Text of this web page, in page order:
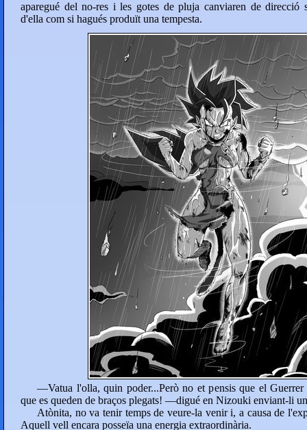
aparegué del no-res i les gotes de pluja canviaren de direcció
d'ella com si hagués produït una tempesta.
—Vatua l'olla, quin poder...Però no et pensis que el Guerrer
que es queden de braços plegats! —digué en Nizouki enviant-li
Atònita, no va tenir temps de veure-la venir i, a causa de
Aquell vell encara posseïa una energia extraordinària.